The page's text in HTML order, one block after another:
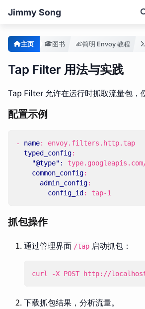
Jimmy Song
主页 图书 简明 Envoy 教程
Tap Filter 用法与实践
Tap Filter 允许在运行时抓取流量包，
配置示例
- name:
envoy.filters.http.tap
typed_config:
"@type":
common_config:
admin_config:
config_id : tap-1
抓包操作
通过管理界面 /tap 启动抓包：
curl -X POST http://
下载抓包结果，分析流量。